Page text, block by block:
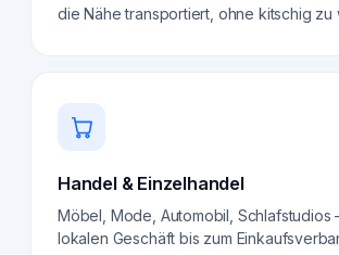
die Nähe transportiert, ohne kitschig zu
Handel & Einzelhandel
Möbel, Mode, Automobil, Schlafstudios
lokalen Geschäft bis zum